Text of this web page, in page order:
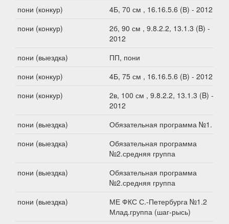
пони (конкур)
4Б, 70 см , 16.16.5.6 (В) - 2012
пони (конкур)
2б, 90 см , 9.8.2.2, 13.1.3 (B) -
2012
пони (выездка)
ПП, пони
пони (конкур)
4Б, 75 см , 16.16.5.6 (В) - 2012
пони (конкур)
2в, 100 см , 9.8.2.2, 13.1.3 (B) -
2012
пони (выездка)
Обязательная программа №1.
пони (выездка)
Обязательная программа
№2.средняя группа
пони (выездка)
Обязательная программа
№2.средняя группа
пони (выездка)
МЕ ФКС С.-Петербурга №1.2
Млад.группа (шаг-рысь)